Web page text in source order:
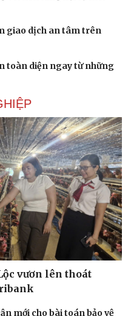
giao dịch an tâm trên
toàn diện ngay từ những
vươn lên thoát
mới cho bài toán bảo vệ